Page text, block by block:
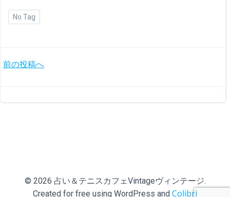
No Tag
投
前の投稿へ
© 2026 占い＆テニスカフェVintageヴィンテージ.
Created for free using WordPress and Colibri